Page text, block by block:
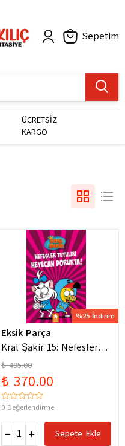
Sepetim
ÜCRETSİZ
KARGO
%25 İndirim
Eksik Parça
Kral Şakir 15: Nefesler
Tutuldu Heyecan Dorukta
₺ 495.00
₺ 370.00
0 Değerlendirme
Sepete Ekle